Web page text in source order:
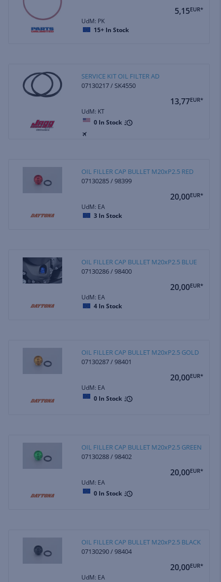
5,15EUR*
UdM: PK
15+ In Stock
SERVICE KIT OIL FILTER AD
07130217 / SK4550
13,77EUR*
UdM: KT
0 In Stock
OIL FILLER CAP BULLET M20xP2.5 RED
07130285 / 98399
20,00EUR*
UdM: EA
3 In Stock
OIL FILLER CAP BULLET M20xP2.5 BLUE
07130286 / 98400
20,00EUR*
UdM: EA
4 In Stock
OIL FILLER CAP BULLET M20xP2.5 GOLD
07130287 / 98401
20,00EUR*
UdM: EA
0 In Stock
OIL FILLER CAP BULLET M20xP2.5 GREEN
07130288 / 98402
20,00EUR*
UdM: EA
0 In Stock
OIL FILLER CAP BULLET M20xP2.5 BLACK
07130290 / 98404
20,00EUR*
UdM: EA